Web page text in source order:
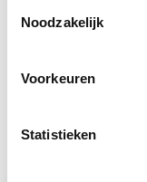
Noodzakelijk
Voorkeuren
Statistieken
YZF-R3